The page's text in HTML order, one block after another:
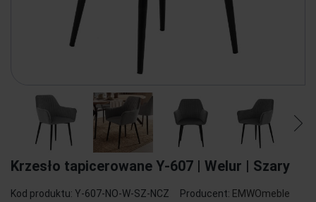
Krzesło tapicerowane Y-607 | Welur | Szary
Kod produktu: Y-607-NO-W-SZ-NCZ Producent: EMWOmeble